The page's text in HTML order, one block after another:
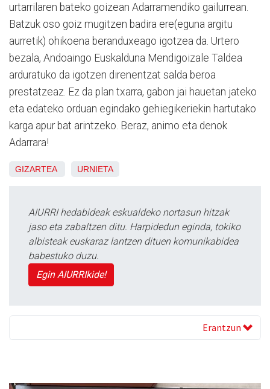
urtarrilaren bateko goizean Adarramendiko gailurrean.
Batzuk oso goiz mugitzen badira ere(eguna argitu
aurretik) ohikoena beranduxeago igotzea da. Urtero
bezala, Andoaingo Euskalduna Mendigoizale Taldea
arduratuko da igotzen direnentzat salda beroa
prestatzeaz. Ez da plan txarra, gabon jai hauetan jateko
eta edateko orduan egindako gehiegikeriekin hartutako
karga apur bat arintzeko. Beraz, animo eta denok
Adarrara!
GIZARTEA URNIETA
AIURRI hedabideak eskualdeko nortasun hitzak
jaso eta zabaltzen ditu. Harpidedun eginda, tokiko
albisteak euskaraz lantzen dituen komunikabidea
babestuko duzu.
Egin AIURRIkide!
Erantzun